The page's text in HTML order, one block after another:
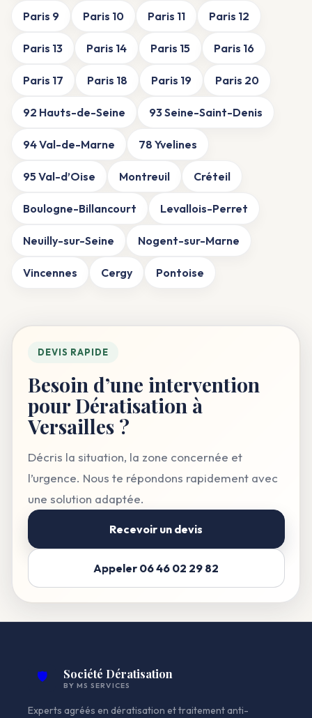
Paris 9 Paris 10 Paris 11 Paris 12
Paris 13 Paris 14 Paris 15 Paris 16
Paris 17 Paris 18 Paris 19 Paris 20
92 Hauts-de-Seine 93 Seine-Saint-Denis
94 Val-de-Marne 78 Yvelines
95 Val-d’Oise Montreuil Créteil
Boulogne-Billancourt Levallois-Perret
Neuilly-sur-Seine Nogent-sur-Marne
Vincennes Cergy Pontoise
DEVIS RAPIDE
Besoin d’une intervention
pour Dératisation à
Versailles ?
Décris la situation, la zone concernée et
l’urgence. Nous te répondons rapidement avec
une solution adaptée.
Recevoir un devis
Appeler 06 46 02 29 82
🛡️ Société Dératisation
BY MS SERVICES
Experts agréés en dératisation et traitement anti-